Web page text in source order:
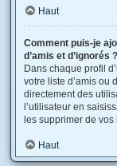
Haut
Comment puis-je
d’amis et d’ignorés ?
Dans chaque profil
votre liste d’amis ou
directement des
l’utilisateur en
les supprimer de vos
Haut